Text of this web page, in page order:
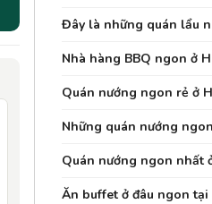
Đây là những quán lẩu
Nhà hàng BBQ ngon ở
Quán nướng ngon rẻ ở
Những quán nướng
Quán nướng ngon nhất
Ăn buffet ở đâu ngon tại